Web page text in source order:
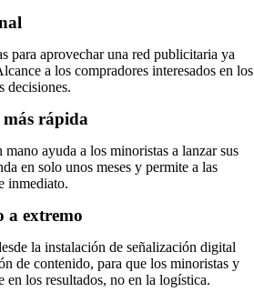
para aprovechar una red publicitaria ya
a los compradores interesados ​​en los
decisiones.
rápida
ayuda a los minoristas a lanzar sus
en solo unos meses y permite a las
inmediato.
a extremo
la instalación de señalización digital
de contenido, para que los minoristas y
en los resultados, no en la logística.